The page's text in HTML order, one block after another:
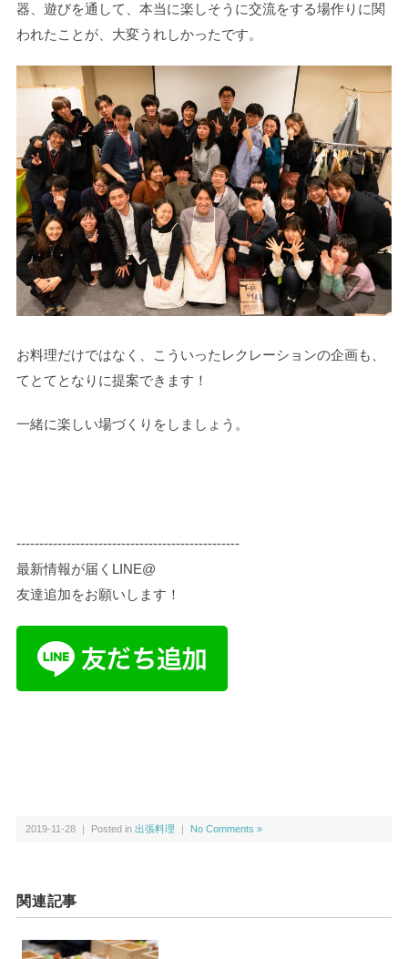
器、遊びを通して、本当に楽しそうに交流をする場作りに関
われたことが、大変うれしかったです。
お料理だけではなく、こういったレクレーションの企画も、
てとてとなりに提案できます！
一緒に楽しい場づくりをしましょう。
-------------------------------------------------
最新情報が届くLINE@
友達追加をお願いします！
2019-11-28 ｜ Posted in 出張料理 ｜ No Comments »
関連記事